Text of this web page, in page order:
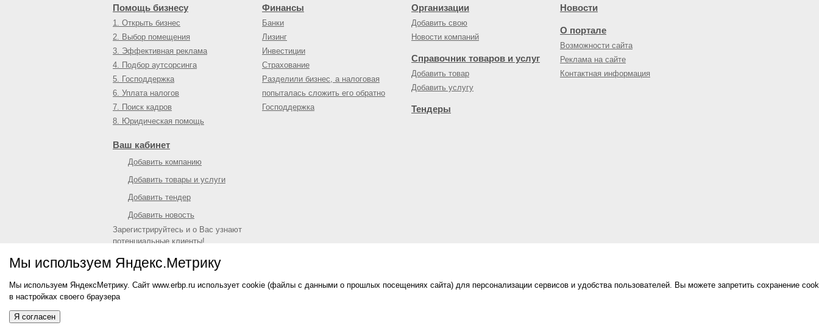
Мы используем Яндекс.Метрику
Мы используем ЯндексМетрику. Сайт www.erbp.ru использует cookie (файлы с данными о прошлых посещениях сайта) для персонализации сервисов и удобства пользователей. Вы можете запретить сохранение
в настройках своего браузера
Я согласен
Помощь бизнесу
1. Открыть бизнес
2. Выбор помещения
3. Эффективная реклама
4. Подбор аутсорсинга
5. Господдержка
6. Уплата налогов
7. Поиск кадров
8. Юридическая помощь
Финансы
Банки
Лизинг
Инвестиции
Страхование
Разделили бизнес, а налоговая
попыталась сложить его обратно
Господдержка
Организации
Добавить свою
Новости компаний
Справочник товаров и услуг
Добавить товар
Добавить услугу
Тендеры
Новости
О портале
Возможности сайта
Реклама на сайте
Контактная информация
Ваш кабинет
Добавить компанию
Добавить товары и услуги
Добавить тендер
Добавить новость
Зарегистрируйтесь и о Вас узнают
потенциальные клиенты!
© 2009—2026Единый республиканский бизнес-портал
О портале